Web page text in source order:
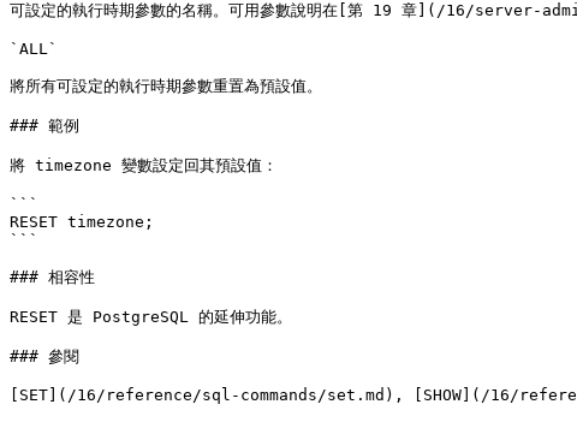
可設定的執行時期參數的名稱。可用參數說明在[第 19 章](/16/
`ALL`
將所有可設定的執行時期參數重置為預設值。
### 範例
將 timezone 變數設定回其預設值：
```
RESET timezone;
```
### 相容性
RESET 是 PostgreSQL 的延伸功能。
### 參閱
[SET](/16/reference/sql-commands/set.md), [SHOW](/16/